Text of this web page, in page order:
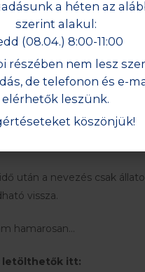
után a nevezés csak
vissza.
hamarosan…
letölthetők itt:
a héten az
szerint alakul:
(08.04.) 8:00-11:00
részében nem lesz
de telefonon és e-
elérhetők leszünk.
köszönjük!